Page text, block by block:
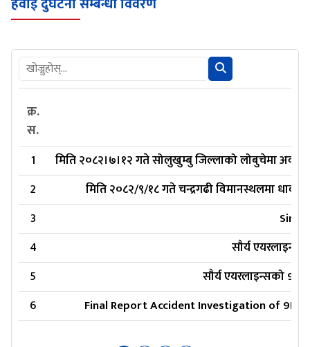
क्र.
स.
1
मिति २०८२।७।१२ गते सोलुखुम्बु जिल्लाको लोबुचेमा
2
मिति २०८२/९/१८ गते चन्द्रगढी विमानस्थलमा
3
4
सौर्य
5
सौर्य एयरलाइन्सको
6
Final Report Accident Investigation of 9N-